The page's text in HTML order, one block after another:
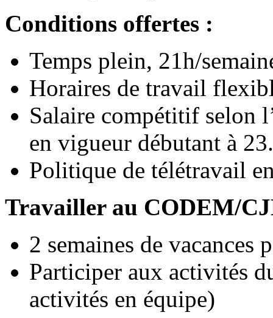
Conditions offertes :
Temps plein, 21h/
Horaires de travail
Salaire compétitif selon
en vigueur débutant à
Politique de télétravail
Travailler au CODEM/
2 semaines de vacances
Participer aux activités
activités en équipe)